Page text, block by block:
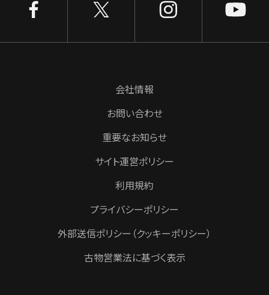
会社情報
お問い合わせ
重要なお知らせ
サイト運営ポリシー
利用規約
プライバシーポリシー
外部送信ポリシー（クッキーポリシー）
古物営業法に基づく表示